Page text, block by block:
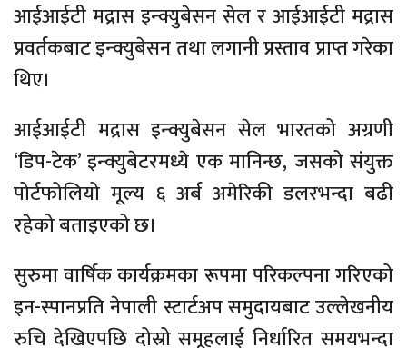
आईआईटी मद्रास इन्क्युबेसन सेल र आईआईटी मद्रास
प्रवर्तकबाट इन्क्युबेसन तथा लगानी प्रस्ताव प्राप्त गरेका
थिए।
आईआईटी मद्रास इन्क्युबेसन सेल भारतको अग्रणी
‘डिप-टेक’ इन्क्युबेटरमध्ये एक मानिन्छ, जसको संयुक्त
पोर्टफोलियो मूल्य ६ अर्ब अमेरिकी डलरभन्दा बढी
रहेको बताइएको छ।
सुरुमा वार्षिक कार्यक्रमका रूपमा परिकल्पना गरिएको
इन-स्पानप्रति नेपाली स्टार्टअप समुदायबाट उल्लेखनीय
रुचि देखिएपछि दोस्रो समूहलाई निर्धारित समयभन्दा